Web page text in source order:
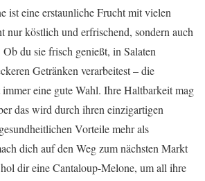
ist eine erstaunliche Frucht mit vielen
nur köstlich und erfrischend, sondern auch
du sie frisch genießt, in Salaten
Getränken verarbeitest – die
eine gute Wahl. Ihre Haltbarkeit mag
das wird durch ihren einzigartigen
Vorteile mehr als
dich auf den Weg zum nächsten Markt
dir eine Cantaloup-Melone, um all ihre